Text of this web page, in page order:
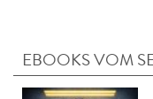
EBOOKS VOM